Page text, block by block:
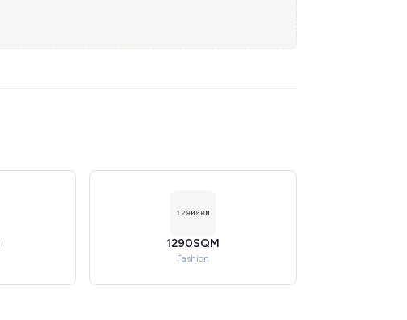
1290SQM
Fashion